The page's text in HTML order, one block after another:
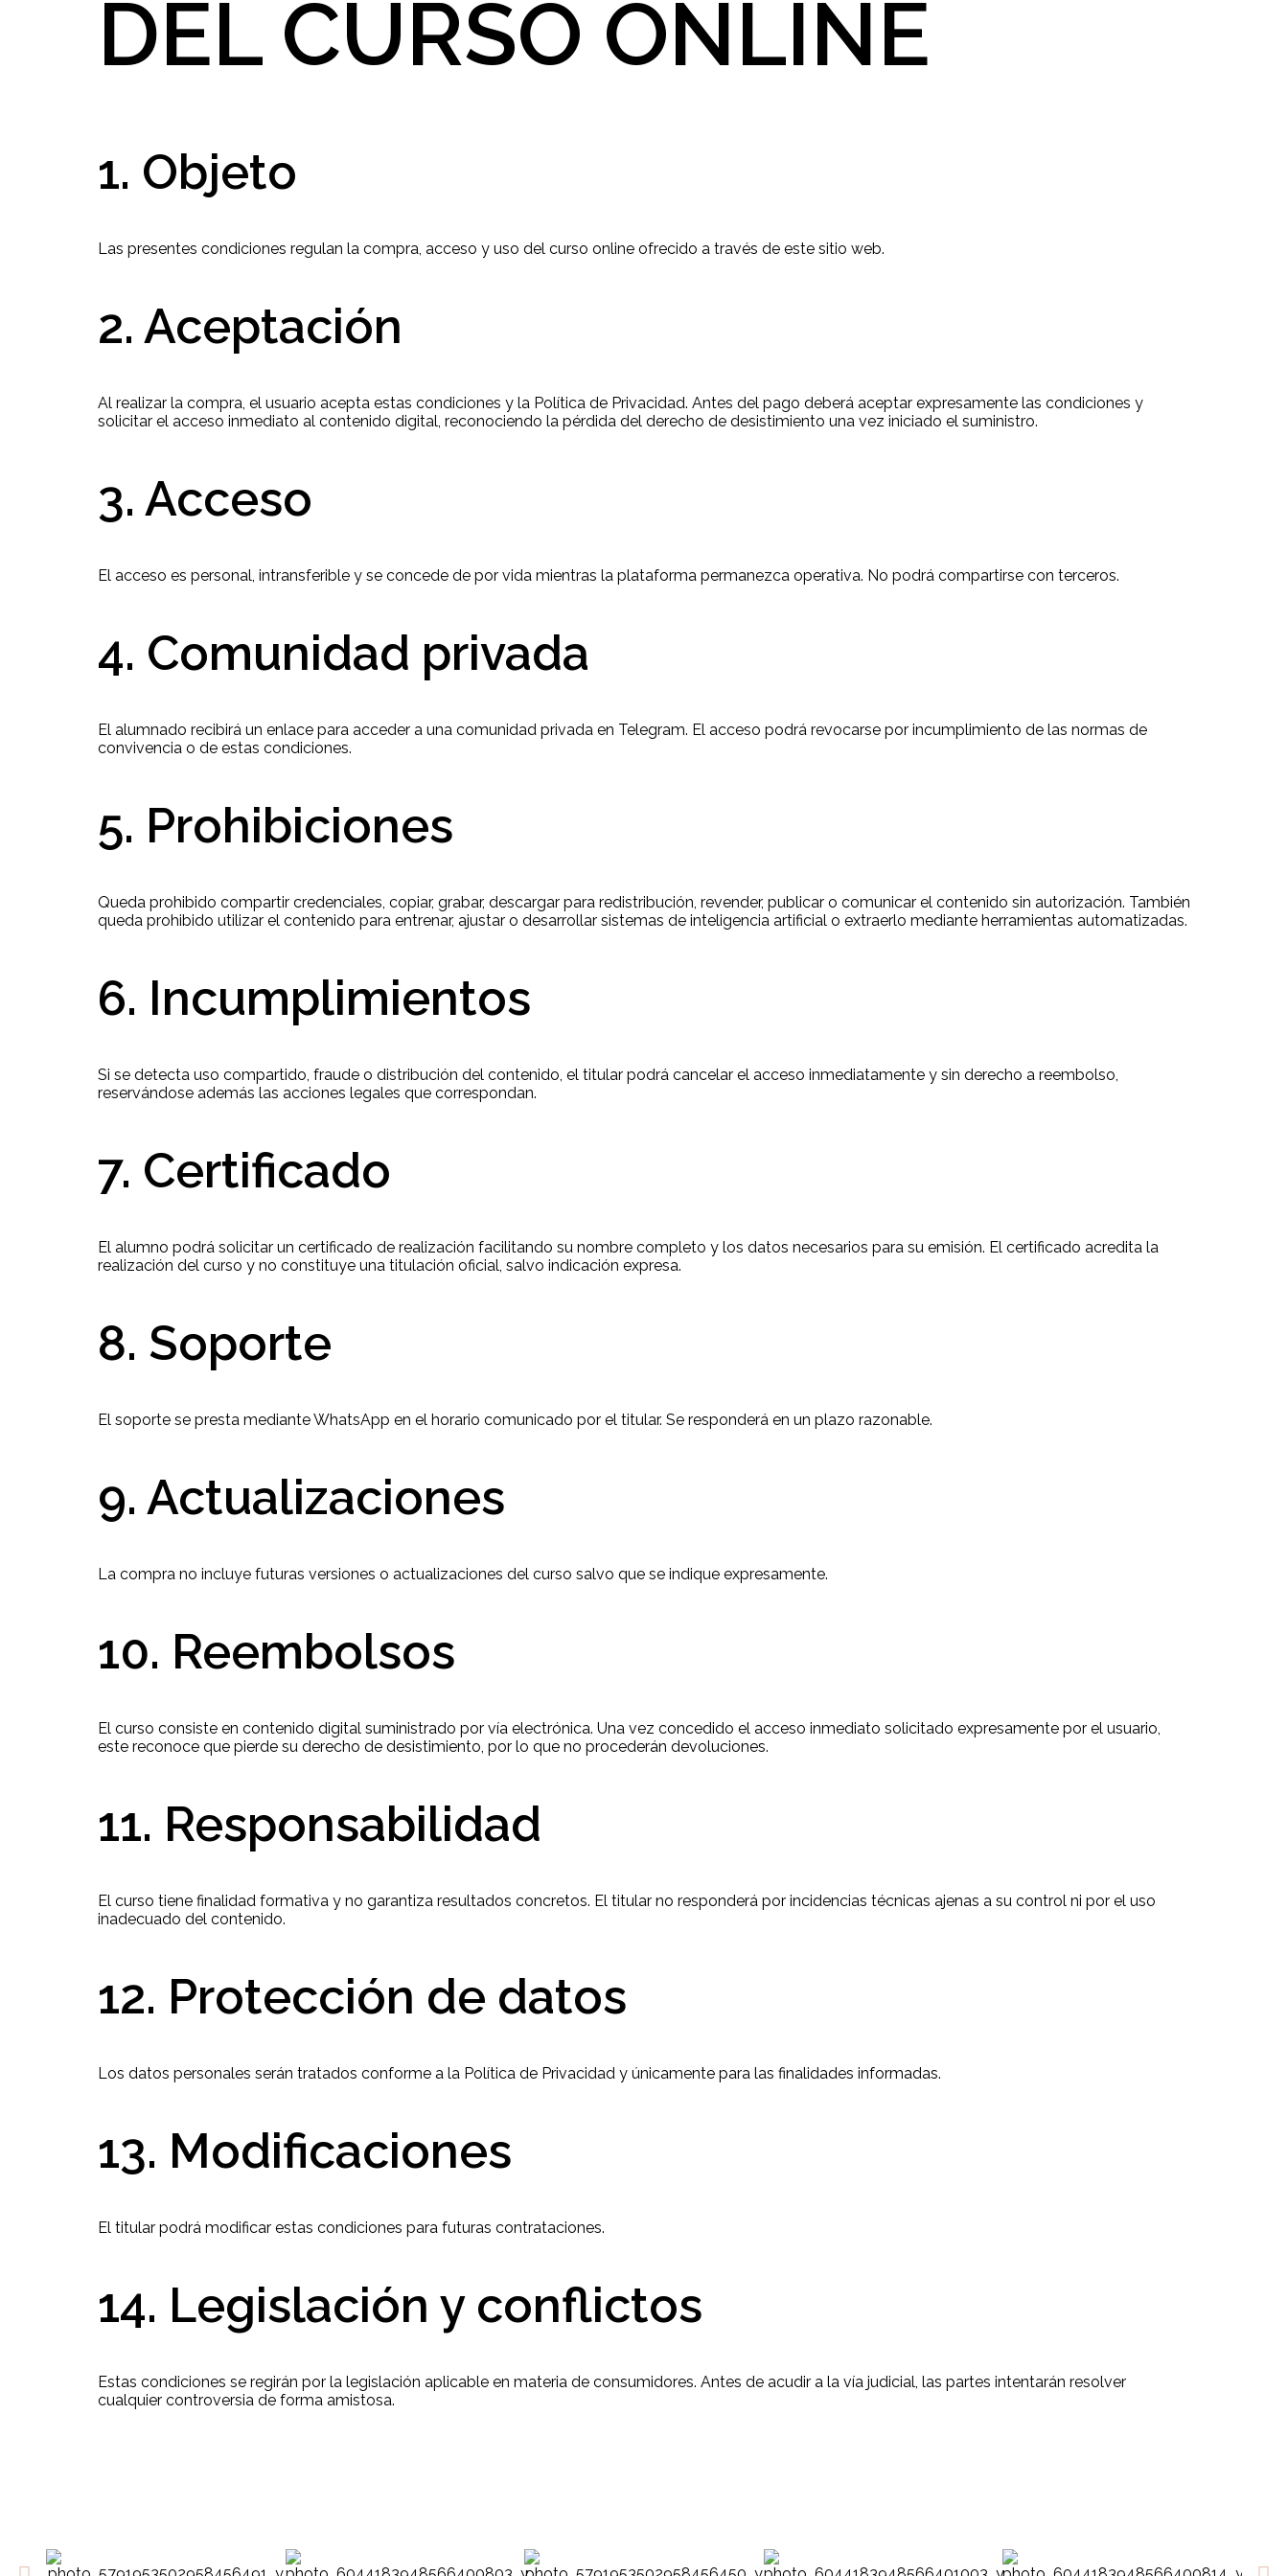
DEL CURSO ONLINE
1. Objeto
Las presentes condiciones regulan la compra, acceso y uso del curso online ofrecido a través de este sitio web.
2. Aceptación
Al realizar la compra, el usuario acepta estas condiciones y la Política de Privacidad. Antes del pago deberá aceptar expresamente las condiciones y
solicitar el acceso inmediato al contenido digital, reconociendo la pérdida del derecho de desistimiento una vez iniciado el suministro.
3. Acceso
El acceso es personal, intransferible y se concede de por vida mientras la plataforma permanezca operativa. No podrá compartirse con terceros.
4. Comunidad privada
El alumnado recibirá un enlace para acceder a una comunidad privada en Telegram. El acceso podrá revocarse por incumplimiento de las normas de
convivencia o de estas condiciones.
5. Prohibiciones
Queda prohibido compartir credenciales, copiar, grabar, descargar para redistribución, revender, publicar o comunicar el contenido sin autorización. También
queda prohibido utilizar el contenido para entrenar, ajustar o desarrollar sistemas de inteligencia artificial o extraerlo mediante herramientas automatizadas.
6. Incumplimientos
Si se detecta uso compartido, fraude o distribución del contenido, el titular podrá cancelar el acceso inmediatamente y sin derecho a reembolso,
reservándose además las acciones legales que correspondan.
7. Certificado
El alumno podrá solicitar un certificado de realización facilitando su nombre completo y los datos necesarios para su emisión. El certificado acredita la
realización del curso y no constituye una titulación oficial, salvo indicación expresa.
8. Soporte
El soporte se presta mediante WhatsApp en el horario comunicado por el titular. Se responderá en un plazo razonable.
9. Actualizaciones
La compra no incluye futuras versiones o actualizaciones del curso salvo que se indique expresamente.
10. Reembolsos
El curso consiste en contenido digital suministrado por vía electrónica. Una vez concedido el acceso inmediato solicitado expresamente por el usuario,
este reconoce que pierde su derecho de desistimiento, por lo que no procederán devoluciones.
11. Responsabilidad
El curso tiene finalidad formativa y no garantiza resultados concretos. El titular no responderá por incidencias técnicas ajenas a su control ni por el uso
inadecuado del contenido.
12. Protección de datos
Los datos personales serán tratados conforme a la Política de Privacidad y únicamente para las finalidades informadas.
13. Modificaciones
El titular podrá modificar estas condiciones para futuras contrataciones.
14. Legislación y conflictos
Estas condiciones se regirán por la legislación aplicable en materia de consumidores. Antes de acudir a la vía judicial, las partes intentarán resolver
cualquier controversia de forma amistosa.